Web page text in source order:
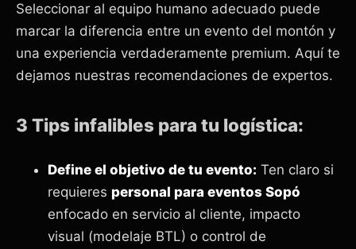
Seleccionar al equipo humano adecuado puede
marcar la diferencia entre un evento del montón y
una experiencia verdaderamente premium. Aquí te
dejamos nuestras recomendaciones de expertos.
3 Tips infalibles para tu logística:
Define el objetivo de tu evento: Ten claro si
requieres personal para eventos Sopó
enfocado en servicio al cliente, impacto
visual (modelaje BTL) o control de